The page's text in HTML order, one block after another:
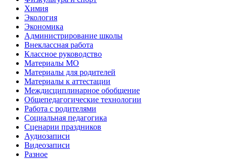
Химия
Экология
Экономика
Администрирование школы
Внеклассная работа
Классное руководство
Материалы МО
Материалы для родителей
Материалы к аттестации
Междисциплинарное обобщение
Общепедагогические технологии
Работа с родителями
Социальная педагогика
Сценарии праздников
Аудиозаписи
Видеозаписи
Разное